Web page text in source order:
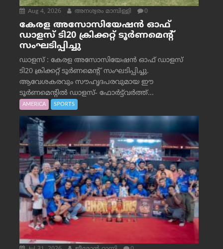
Aug 4, 2026 അനശ്വരം മാമ്പിള്ളി 0
കേരള അസോസിയേഷൻ ഓഫ്
ഡാളസ് ടി20 ക്രിക്കറ്റ് ടൂർണമെന്റ്
സംഘടിപ്പിച്ചു
ഡാളസ് : കേരള അസോസിയേഷൻ ഓഫ് ഡാളസ്
ടി20 ക്രിക്കറ്റ് ടൂർണമെന്റ് സംഘടിപ്പിച്ചു.
ആവേശകരവും സൗഹൃദപരവുമായ ഈ
ടൂർണമെന്റിൽ ഡാളസ്- ഫോർട്ട്‌വര്‍ത്ത്...
AMERICA SPORTS